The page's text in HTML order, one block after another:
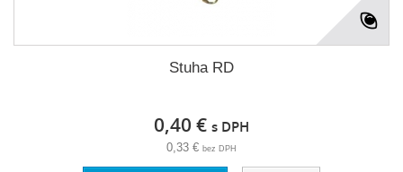
Stuha RD
0,40 € s DPH
0,33 € bez DPH